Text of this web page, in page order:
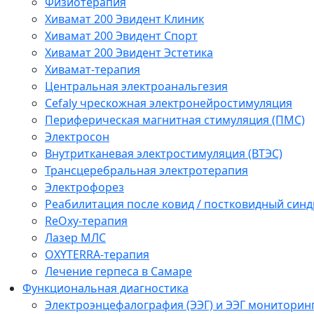
Хивамат 200 Эвидент Клиник
Хивамат 200 Эвидент Спорт
Хивамат 200 Эвидент Эстетика
Хивамат-терапия
Центральная электроанальгезия
Cefaly чреcкожная электронейростимуляция
Периферическая магнитная стимуляция (ПМС)
Электросон
Внутритканевая электростимуляция (ВТЭС)
Трансцеребральная электротерапия
Электрофорез
Реабилитация после ковид / постковидный
ReOxy-терапия
Лазер МЛС
OXYTERRA-терапия
Лечение герпеса в Самаре
Функциональная диагностика
Электроэнцефалография (ЭЭГ) и ЭЭГ